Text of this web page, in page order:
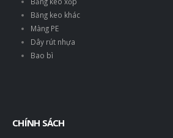
Băng keo khác
Màng PE
Dây rút nhựa
Bao bì
CHÍNH SÁCH